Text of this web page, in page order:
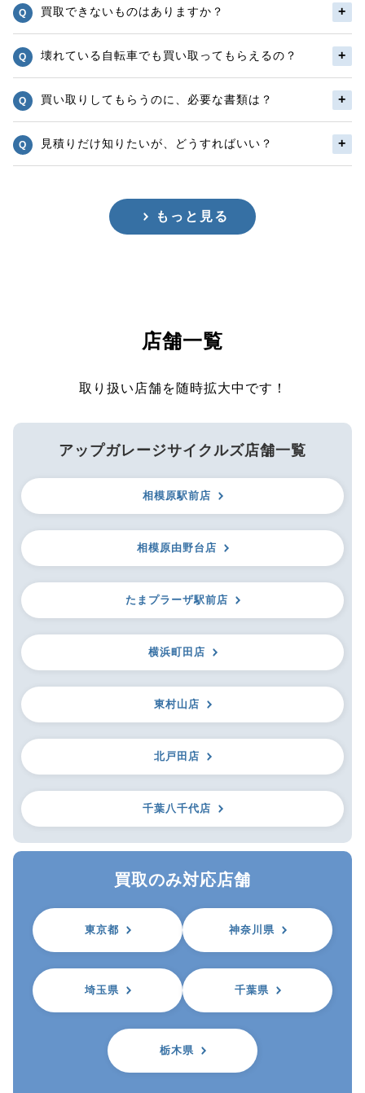
買取できないものはありますか？
壊れている自転車でも買い取ってもらえるの？
買い取りしてもらうのに、必要な書類は？
見積りだけ知りたいが、どうすればいい？
もっと見る
店舗一覧
取り扱い店舗を随時拡大中です！
アップガレージサイクルズ店舗一覧
相模原駅前店
相模原由野台店
たまプラーザ駅前店
横浜町田店
東村山店
北戸田店
千葉八千代店
買取のみ対応店舗
東京都 神奈川県
埼玉県 千葉県
栃木県